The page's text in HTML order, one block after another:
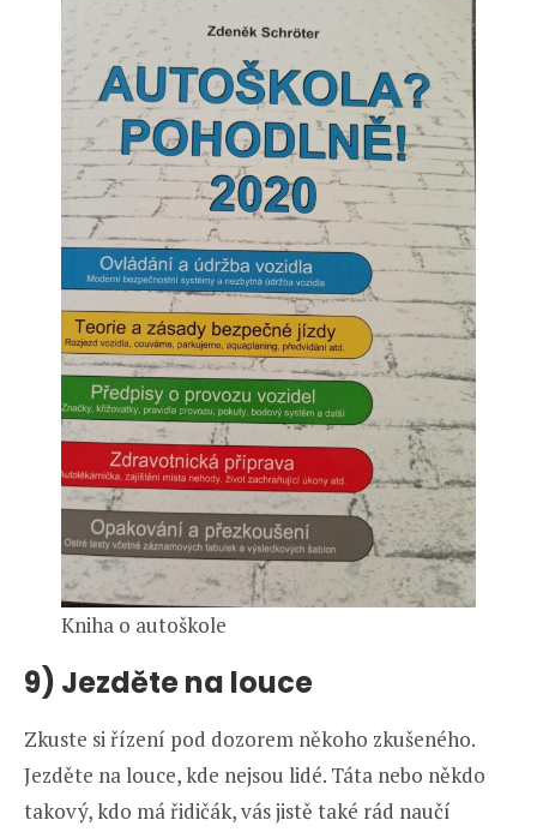
Kniha o autoškole
9) Jezděte na louce
Zkuste si řízení pod dozorem někoho zkušeného.
Jezděte na louce, kde nejsou lidé. Táta nebo někdo
takový, kdo má řidičák, vás jistě také rád naučí